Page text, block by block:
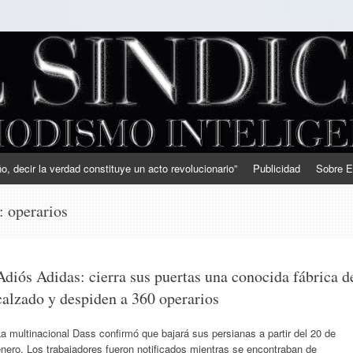
decir la verdad constituye un acto revolucionario” Publicidad Sobre
operarios
Adidas: cierra sus puertas una conocida fábrica
y despiden a 360 operarios
multinacional Dass confirmó que bajará sus persianas a partir del 20 de
Los trabajadores fueron notificados mientras se encontraban de